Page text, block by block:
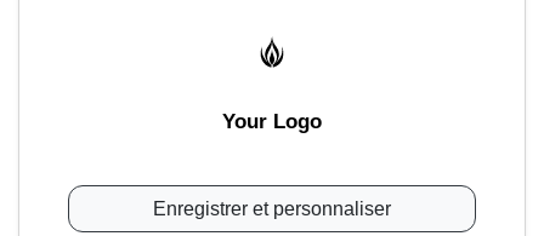
Your Logo
Enregistrer et personnaliser